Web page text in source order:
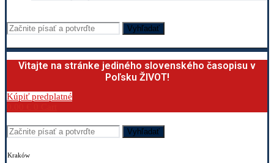
Vyhľadať
Vitajte na stránke jediného slovenského časopisu v
Poľsku ŽIVOT!
Kúpiť predplatné
Vyhľadať
Kraków